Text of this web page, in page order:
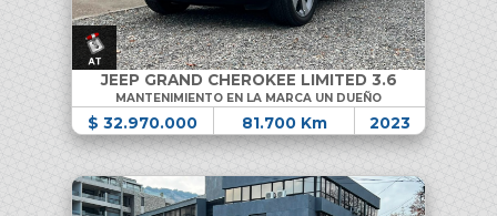
JEEP GRAND CHEROKEE LIMITED 3.6
MANTENIMIENTO EN LA MARCA UN DUEÑO
$ 32.970.000 81.700 Km 2023